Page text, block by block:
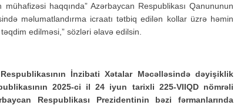
mühafizəsi haqqında” Azərbaycan Respublikası Qanununun
məlumatlandırma icraatı tətbiq edilən kollar üzrə həmin
edilməsi,” sözləri əlavə edilsin.
İnzibati Xətalar Məcəlləsində dəyişiklik
2025-ci il 24 iyun tarixli 225-VIIQD nömrəli
Respublikası Prezidentinin bəzi fərmanlarında